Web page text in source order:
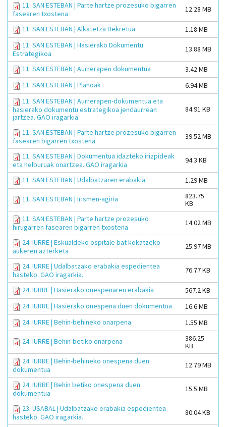
11. SAN ESTEBAN | Parte hartze prozesuko bigarren
fasearen txostena
12.28 MB
11. SAN ESTEBAN | Alkatetza Dekretua
1.18 MB
11. SAN ESTEBAN | Hasierako Dokumentu
Estrategikoa
13.88 MB
11. SAN ESTEBAN | Aurrerapen dokumentua
3.42 MB
11. SAN ESTEBAN | Planoak
6.94 MB
11. SAN ESTEBAN | Aurrerapen-dokumentua eta
hasierako dokumentu estrategikoa jendaurrean
jartzea. GAO iragarkia
84.91 KB
11. SAN ESTEBAN | Parte hartze prozesuko bigarren
fasearen bigarren txostena
39.52 MB
11. SAN ESTEBAN | Dokumentua idazteko irizpideak
eta helburuak onartzea. GAO iragarkia
94.3 KB
11. SAN ESTEBAN | Udalbatzaren erabakia 1.29 MB
11. SAN ESTEBAN | Irismen-agiria
823.75
KB
11. SAN ESTEBAN | Parte hartze prozesuko
hirugarren fasearen bigarren txostena
14.02 MB
24. IURRE | Eskualdeko ospitale bat kokatzeko
aukeren azterketa
25.97 MB
24. IURRE | Udalbatzako erabakia espedientea
hasteko. GAO iragarkia.
76.77 KB
24. IURRE | Hasierako onespenaren erabakia
567.2 KB
24. IURRE | Hasierako onespena duen dokumentua
16.6 MB
24. IURRE | Behin-behineko onarpena
1.55 MB
24. IURRE | Behin-betiko onarpena
386.25
KB
24. IURRE | Behin-behineko onespena duen
dokumentua
12.79 MB
24. IURRE | Behin betiko onespena duen
dokumentua
15.5 MB
23. USABAL | Udalbatzako erabakia espedientea
hasteko. GAO iragarkia.
80.04 KB